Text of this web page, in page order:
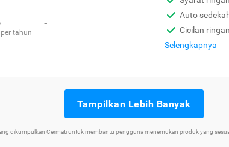
tahun
-
Auto
Cicilan
Selengkapnya
Tampilkan Lebih Banyak
dikumpulkan Cermati untuk membantu pengguna menemukan produk yang